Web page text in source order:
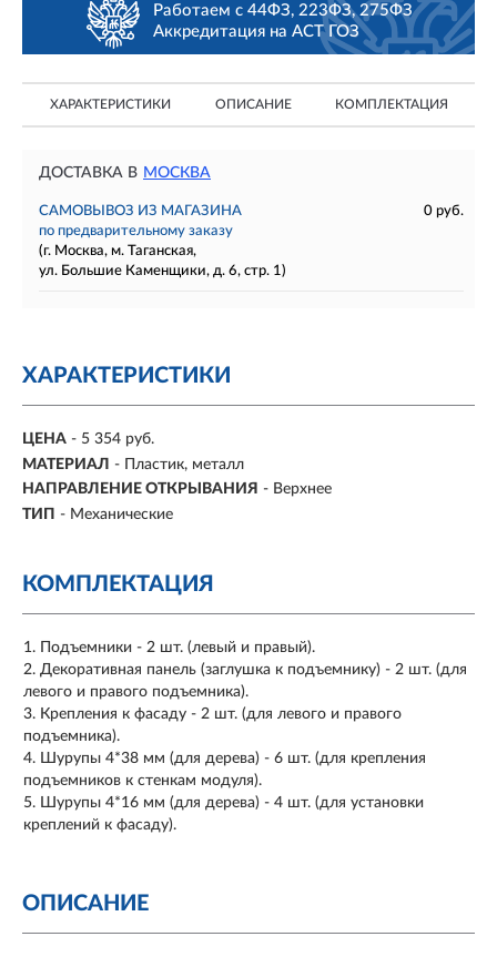
Работаем с 44ФЗ, 223ФЗ, 275ФЗ
Аккредитация на АСТ ГОЗ
ХАРАКТЕРИСТИКИ ОПИСАНИЕ КОМПЛЕКТАЦИЯ
ДОСТАВКА В МОСКВА
САМОВЫВОЗ ИЗ МАГАЗИНА
0 руб.
по предварительному заказу
(г. Москва, м. Таганская,
ул. Большие Каменщики, д. 6, стр. 1)
ХАРАКТЕРИСТИКИ
ЦЕНА - 5 354 руб.
МАТЕРИАЛ - Пластик, металл
НАПРАВЛЕНИЕ ОТКРЫВАНИЯ - Верхнее
ТИП - Механические
КОМПЛЕКТАЦИЯ
Подъемники - 2 шт. (левый и правый).
Декоративная панель (заглушка к подъемнику) - 2 шт. (для
левого и правого подъемника).
Крепления к фасаду - 2 шт. (для левого и правого
подъемника).
Шурупы 4*38 мм (для дерева) - 6 шт. (для крепления
подъемников к стенкам модуля).
Шурупы 4*16 мм (для дерева) - 4 шт. (для установки
креплений к фасаду).
ОПИСАНИЕ